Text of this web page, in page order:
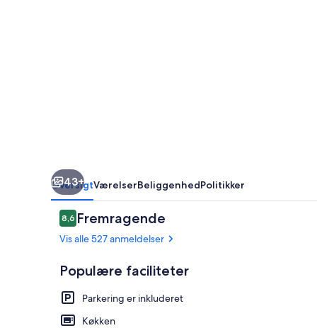
43+
OversigtVærelserBeliggenhedPolitikker
Anmeldelser
8,68,6 ud af 10.
Fremragende
Vis alle 527 anmeldelser
Populære faciliteter
Parkering er inkluderet
Køkken